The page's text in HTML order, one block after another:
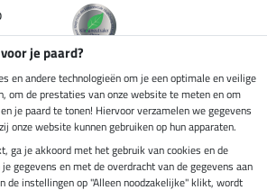
je paard?
en andere technologieën om je een optimale en veilige
om de prestaties van onze website te meten en om
je paard te tonen! Hiervoor verzamelen we gegevens
onze website kunnen gebruiken op hun apparaten.
ga je akkoord met het gebruik van cookies en de
gegevens en met de overdracht van de gegevens aan
de instellingen op "Alleen noodzakelijke" klikt, wordt